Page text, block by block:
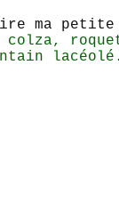
ma petite
colza,
lacéolé.